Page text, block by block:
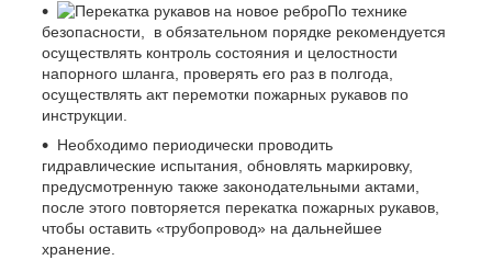
По технике
безопасности, в обязательном порядке рекомендуется
осуществлять контроль состояния и целостности
напорного шланга, проверять его раз в полгода,
осуществлять акт перемотки пожарных рукавов по
инструкции.
Необходимо периодически проводить
гидравлические испытания, обновлять маркировку,
предусмотренную также законодательными актами,
после этого повторяется перекатка пожарных рукавов,
чтобы оставить «трубопровод» на дальнейшее
хранение.